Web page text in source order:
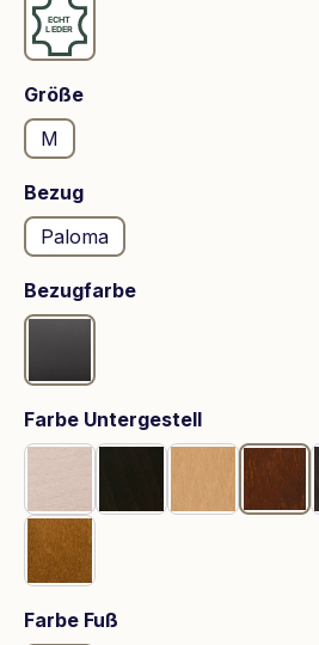
Leder
Größeauswählen
M
Bezugauswählen
Paloma
Bezugfarbeauswählen
Farbe Untergestellauswählen
Eiche Braun
Teak
Farbe Fuß